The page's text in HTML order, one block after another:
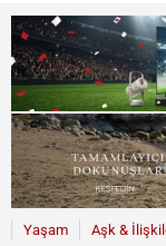
Yaşam Aşk &